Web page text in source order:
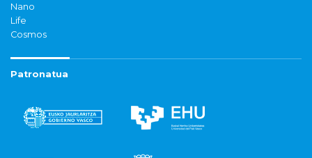
Nano
Life
Cosmos
Patronatua